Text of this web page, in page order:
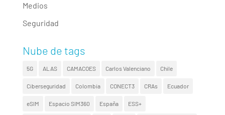
Medios
Seguridad
Nube de tags
5G ALAS CAMACOES Carlos Valenciano Chile
Ciberseguridad Colombia CONECT3 CRAs Ecuador
eSIM Espacio SIM360 España ESS+